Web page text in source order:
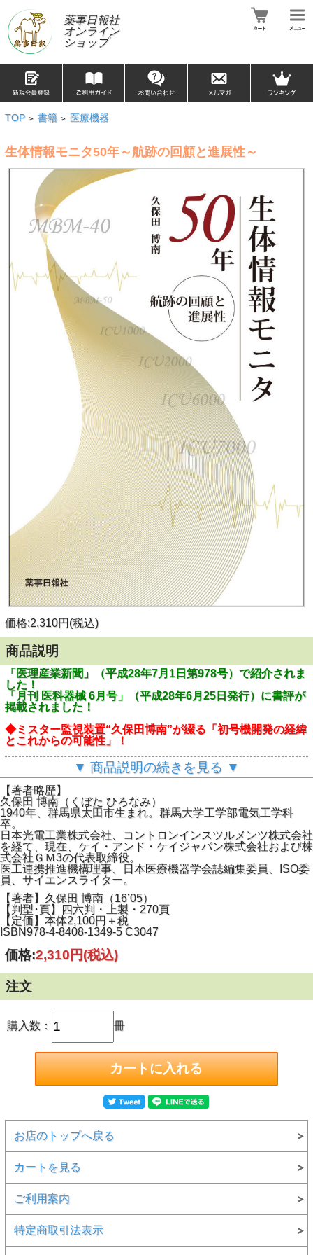
薬事日報社
オンライン
ショップ
TOP > 書籍 > 医療機器
生体情報モニタ50年～航跡の回顧と進展性～
価格:2,310円(税込)
商品説明
「医理産業新聞」（平成28年7月1日第978号）で紹介されま
した！
「月刊 医科器械 6月号」（平成28年6月25日発行）に書評が
掲載されました！
◆ミスター監視装置“久保田博南”が綴る「初号機開発の経緯
とこれからの可能性」！
「現代医療を変えた」ともいわれている生体情報モニタ。
その生体情報モニタを世界に先駆けて開発したプロジェク
トの中心を担っていた著者が、初号機開発が始まってからの
50年を自身の半生を織り交ぜながら書き下ろした一冊。
世界初の生体情報モニタを開発するまでに至った経緯、そ
して現代に至るまでの進化の過程に加え、今後の開発のヒン
トとなる生体情報モニタの“これから”についても書かれてお
り、医療業界、医療機器業界に携わる方におすすめです。
【目次】
1．半世紀ぶり初号機との再会（MBM-40…）
2．日本光電入社のいきさつ
3．素人集団から生まれた初号機（体温も簡単には測れな
い…）
4．順調な船出の後に荒海が待つ（MBM-50の開発へ…）
5．新しい市場が求めてきた新しい製品（ICUの誕生、セ
6．逆境と我慢の時（ICUシリーズ・引き続き血圧が頭痛
のタネ…）
7．消去法によって託された重責（会社の問題児をつぶ
せ…）
8．競争が新しいアイデアを生む（2000から6000へ・ワイ
ヤレス化を売り物に…）
9．マイコンの登場とカラーモニタ（アメリカ市場参入へ
の目論見…）
10．新しい道を拓くために（ICU国際会議での主張…）
11．自己実現の夢に向けて（潮時は実際に存在する…）
12．実業に集中できる時間（多国籍企業のユニークな特
質…）
13．パルスオキシメータとの交錯の経緯（発明者は隣のチー
14．真の血圧に迫る方法はないのか（非観血血圧計へのリベ
ンジ…）
15．世界最小のモニタ実現へ（電極から直接信号を飛ばす
夢…）
16．支援事業・コンサルタント事業の推進（学会活動、教育
活動、医工連携支援事業…）
17．生体情報モニタの現在地とその進路（モニタは医療を変
▼ 商品説明の続きを見る ▼
【著者略歴】
久保田 博南（くぼた ひろなみ）
1940年、群馬県太田市生まれ。群馬大学工学部電気工学科
卒。
日本光電工業株式会社、コントロンインスツルメンツ株式会社
を経て、現在、ケイ・アンド・ケイジャパン株式会社および株
式会社ＧＭ3の代表取締役。
医工連携推進機構理事、日本医療機器学会誌編集委員、ISO委
員、サイエンスライター。
【著者】久保田 博南（16’05）
【判型･頁】四六判・上製・270頁
【定価】本体2,100円＋税
ISBN978-4-8408-1349-5 C3047
価格:2,310円(税込)
注文
購入数： 冊
お店のトップへ戻る
カートを見る
ご利用案内
特定商取引法表示